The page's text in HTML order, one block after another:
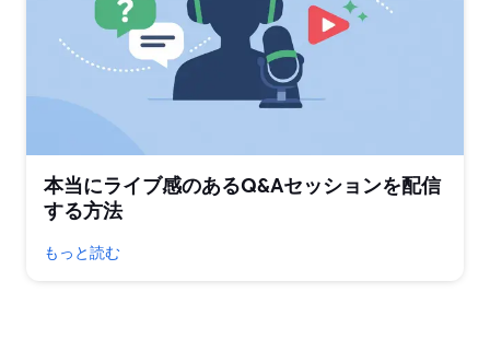
本当にライブ感のあるQ&Aセッションを配信
する方法
もっと読む